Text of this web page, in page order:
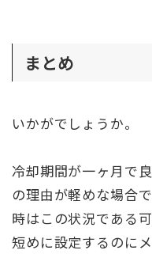
まとめ
いかがでしょうか。
冷却期間が一ヶ月で
の理由が軽めな場合
時はこの状況である
短めに設定するのに